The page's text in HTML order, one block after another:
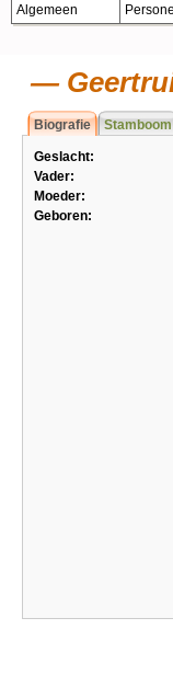
Algemeen
Biografie Stamboom
Geslacht:
Vader:
Moeder:
Geboren: